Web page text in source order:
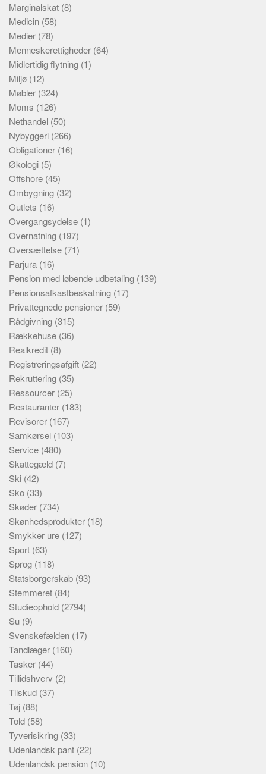
Marginalskat (8)
Medicin (58)
Medier (78)
Menneskerettigheder (64)
Midlertidig flytning (1)
Miljø (12)
Møbler (324)
Moms (126)
Nethandel (50)
Nybyggeri (266)
Obligationer (16)
Økologi (5)
Offshore (45)
Ombygning (32)
Outlets (16)
Overgangsydelse (1)
Overnatning (197)
Oversættelse (71)
Parjura (16)
Pension med løbende udbetaling (139)
Pensionsafkastbeskatning (17)
Privattegnede pensioner (59)
Rådgivning (315)
Rækkehuse (36)
Realkredit (8)
Registreringsafgift (22)
Rekruttering (35)
Ressourcer (25)
Restauranter (183)
Revisorer (167)
Samkørsel (103)
Service (480)
Skattegæld (7)
Ski (42)
Sko (33)
Skøder (734)
Skønhedsprodukter (18)
Smykker ure (127)
Sport (63)
Sprog (118)
Statsborgerskab (93)
Stemmeret (84)
Studieophold (2794)
Su (9)
Svenskefælden (17)
Tandlæger (160)
Tasker (44)
Tillidshverv (2)
Tilskud (37)
Tøj (88)
Told (58)
Tyverisikring (33)
Udenlandsk pant (22)
Udenlandsk pension (10)